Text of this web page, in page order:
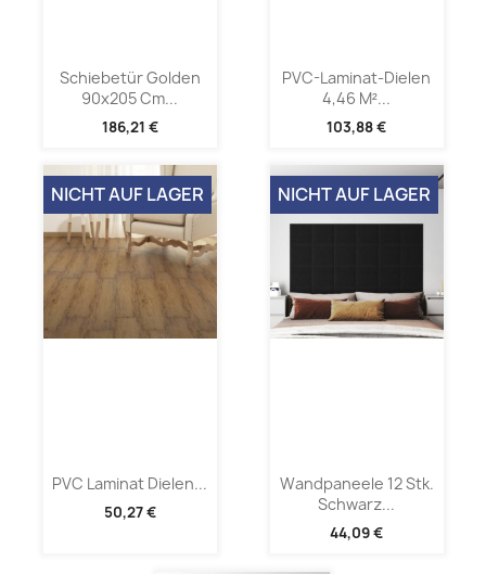
Schiebetür Golden
90x205 Cm...
186,21 €
PVC-Laminat-Dielen
4,46 M²...
103,88 €
PVC Laminat Dielen...
50,27 €
NICHT AUF LAGER
Wandpaneele 12 Stk.
Schwarz...
44,09 €
NICHT AUF LAGER